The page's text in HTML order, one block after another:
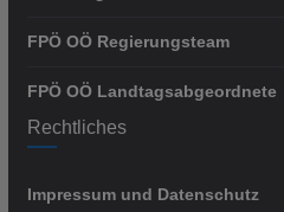
FPÖ OÖ Regierungsteam
FPÖ OÖ Landtagsabgeordnete
Rechtliches
Impressum und Datenschutz